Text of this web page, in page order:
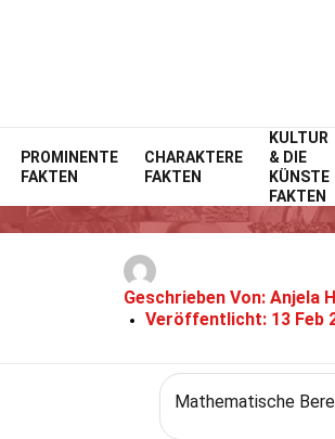
PROMINENTE
FAKTEN
CHARAKTERE
FAKTEN
KULTUR
& DIE
KÜNSTE
FAKTEN
Home Mathematik &
31 Fakten Über
Geschrieben Von: Anjela
Veröffentlicht: 13 Feb
Mathematische